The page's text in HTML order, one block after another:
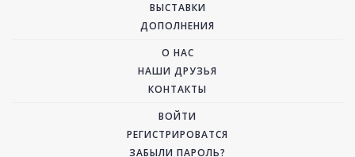
ВЫСТАВКИ
ДОПОЛНЕНИЯ
О НАС
НАШИ ДРУЗЬЯ
КОНТАКТЫ
ВОЙТИ
РЕГИСТРИРОВАТСЯ
ЗАБЫЛИ ПАРОЛЬ?